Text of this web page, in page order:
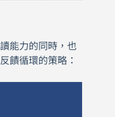
能力的同時，也
饋循環的策略：